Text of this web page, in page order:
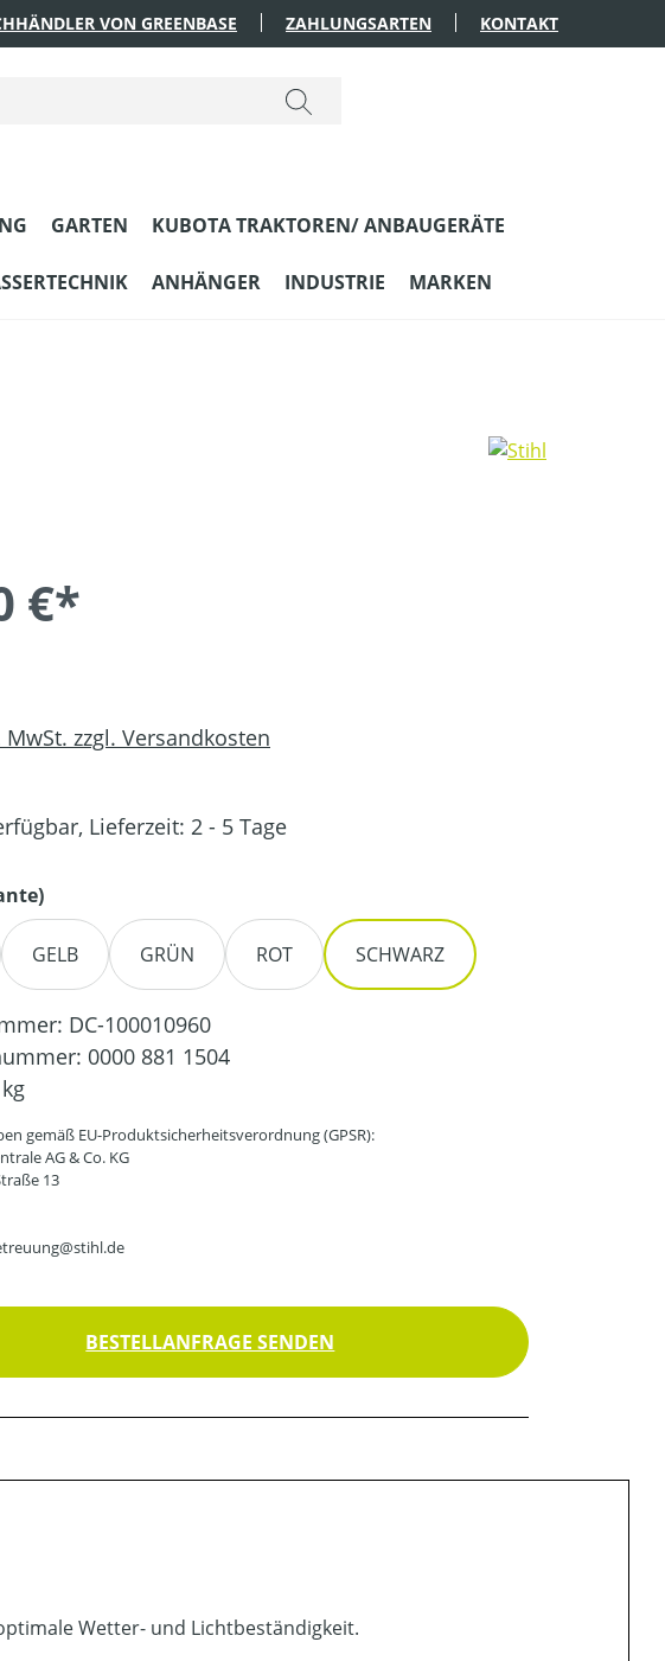
VON GREENBASE ZAHLUNGSARTEN KONTAKT
GARTEN KUBOTA TRAKTOREN/ ANBAUGERÄTE
ANHÄNGER INDUSTRIE MARKEN
€*
zzgl. Versandkosten
Lieferzeit: 2 - 5 Tage
auswählen
GELB GRÜN ROT SCHWARZ
DC-100010960
0000 881 1504
gemäß EU-Produktsicherheitsverordnung (GPSR):
AG & Co. KG
13
BESTELLANFRAGE SENDEN
Wetter- und Lichtbeständigkeit.